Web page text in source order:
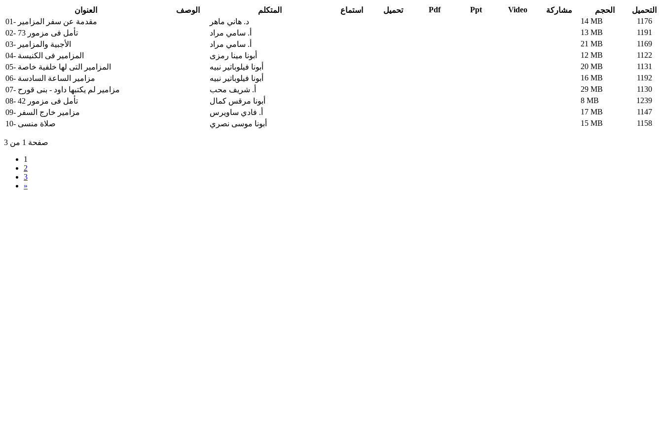
العنوان الوصف المتكلم استماع تحميل Pdf Ppt Video مشاركة الحجم
التحميل
01- مقدمة عن سفر المزامير
د. هاني ماهر 14 MB
1176
02- تأمل فى مزمور 73
أ. سامي مراد 13 MB
1191
03- الأجبية والمزامير
أ. سامي مراد 21 MB
1169
04- المزامير فى الكنيسة
أبونا مينا رمزى 12 MB
1122
05- المزامير التى لها خلفية خاصة
أبونا فيلوباتير نبيه 20 MB
1131
06- مزامير الساعة السادسة
أبونا فيلوباتير نبيه 16 MB
1192
07- مزامير لم يكتبها داود - بنى قورح
أ. شريف محب 29 MB
1130
08- تأمل فى مزمور 42
أبونا مرقس كمال 8 MB
1239
09- مزامير خارج السفر
أ. فادي ساويرس 17 MB
1147
10- صلاة منسى
أبونا موسى نصري 15 MB 1158
صفحة 1 من 3
1
2
3
»